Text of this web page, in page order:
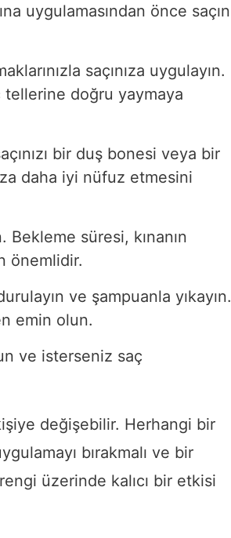
uygulamasından önce saçın
saçınıza uygulayın.
doğru yaymaya
bir duş bonesi veya bir
daha iyi nüfuz etmesini
Bekleme süresi, kınanın
önemlidir.
ve şampuanla yıkayın.
emin olun.
ve isterseniz saç
değişebilir. Herhangi bir
bırakmalı ve bir
rengi üzerinde kalıcı bir etkisi